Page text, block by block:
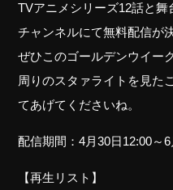
TVアニメシリーズ12話と舞
チャンネルにて無料配信が
ぜひこのゴールデンウイー
周りのスタァライトを見た
てあげてくださいね。
配信期間：4月30日12:00～
【再生リスト】